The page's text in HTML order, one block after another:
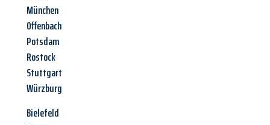
München
Offenbach
Potsdam
Rostock
Stuttgart
Würzburg
Bielefeld